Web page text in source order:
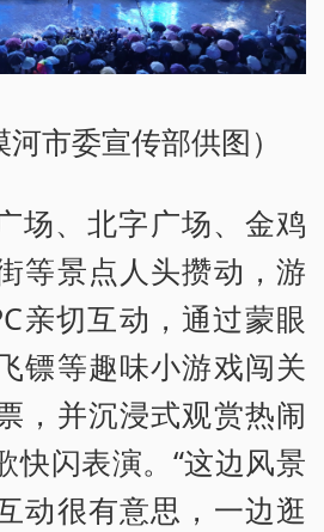
市委宣传部供图）
场、北字广场、金鸡
等景点人头攒动，游
亲切互动，通过蒙眼
镖等趣味小游戏闯关
，并沉浸式观赏热闹
快闪表演。“这边风景
动很有意思，一边逛